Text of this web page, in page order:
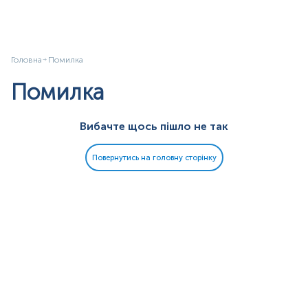
Головна Помилка
Помилка
Вибачте щось пішло не так
Повернутись на головну сторінку